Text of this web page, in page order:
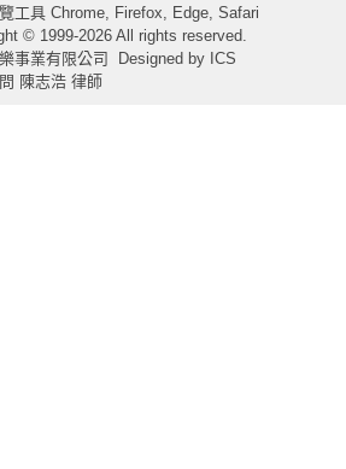
工具 Chrome, Firefox, Edge, Safari
© 1999-2026 All rights reserved.
事業有限公司
Designed by ICS
陳志浩 律師